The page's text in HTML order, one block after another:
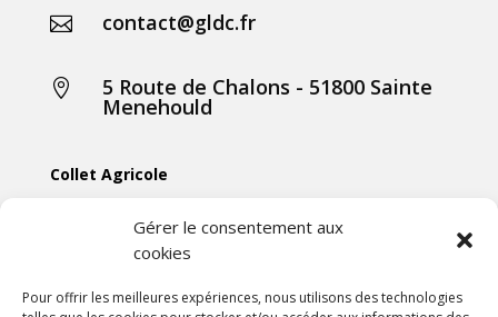
Gérer le consentement aux
cookies
Pour offrir les meilleures expériences, nous utilisons des technologies
 contact@gldc.fr
 5 Route de Chalons - 51800 Sainte
Menehould
Collet Agricole
Collet Motoculture
Collet Élevage